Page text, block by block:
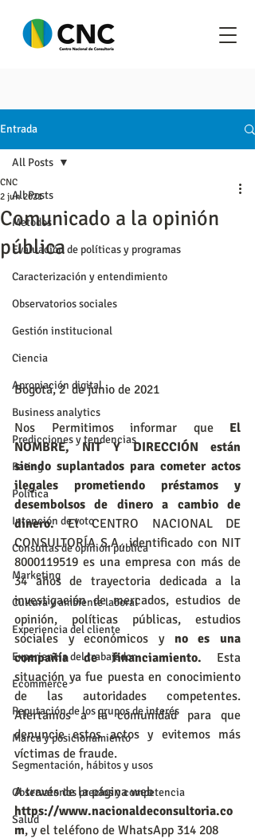
Entrada
All Posts
Metodos
Evaluación de políticas y programas
Caracterización y entendimiento
Observatorios sociales
Gestión institucional
Ciencia
Apropiación digital
Business analytics
Predicciones y tendencias
Rating
Política
Intención de voto
Consultas de opinión pública
Marketing
Cultura y ambiente laboral
Experiencia del cliente
Experiencia del trabajador
Ecommerce
Reputación de los grupos de interés
Marca y posicionamiento
Segmentación, hábitos y usos
Observatorios precios y competencia
Salud
All Posts
Comunicado a la opinión
pública
CNC
2 jun 2021
Bogotá, 2  de junio de 2021
Nos Permitimos informar que El
NOMBRE, NIT Y DIRECCIÓN están
siendo suplantados para cometer actos
ilegales prometiendo préstamos y
desembolsos de dinero a cambio de
dinero. El CENTRO NACIONAL DE
CONSULTORÍA S.A., identificado con NIT
8000119519 es una empresa con más de
34 años de trayectoria dedicada a la
investigación de mercados, estudios de
opinión, políticas públicas, estudios
sociales y económicos y no es una
compañía de financiamiento. Esta
situación ya fue puesta en conocimiento
de las autoridades competentes.
Alertamos a la comunidad para que
denuncie estos actos y evitemos más
víctimas de fraude.
A través de la página web
https://www.nacionaldeconsultoria.co
m, y el teléfono de WhatsApp 314 208